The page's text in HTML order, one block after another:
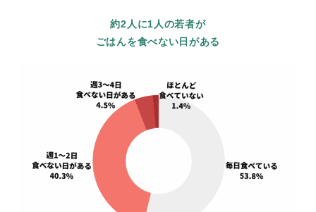
約2人に1人の若者が
ごはんを食べない日がある